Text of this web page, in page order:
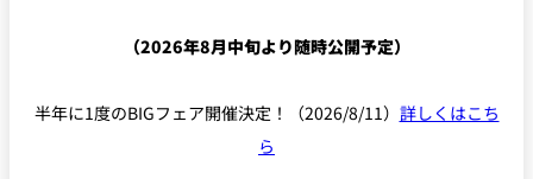
（2026年8月中旬より随時公開予定）
半年に1度のBIGフェア開催決定！（2026/8/11） 詳しくはこち
ら